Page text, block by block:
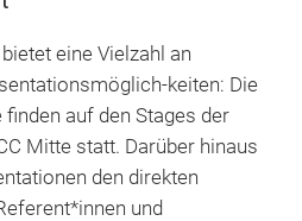
eine Vielzahl an
keiten: Die
auf den Stages der
Mitte statt. Darüber hinaus
den direkten
und